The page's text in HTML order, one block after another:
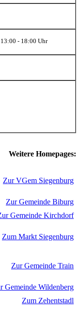
13:00 - 18:00 Uhr
Weitere Homepages:
Zur VGem Siegenburg
Zur Gemeinde Biburg
Gemeinde Kirchdorf
Zum Markt Siegenburg
Zur Gemeinde Train
Gemeinde Wildenberg
Zum Zehentstadl